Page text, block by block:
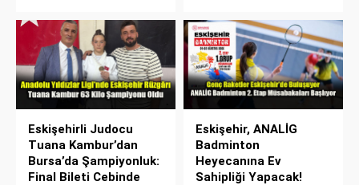
Eskişehirli Judocu
Tuana Kambur’dan
Bursa’da Şampiyonluk:
Final Bileti Cebinde
Eskişehir, ANALİG
Badminton
Heyecanına Ev
Sahipliği Yapacak!